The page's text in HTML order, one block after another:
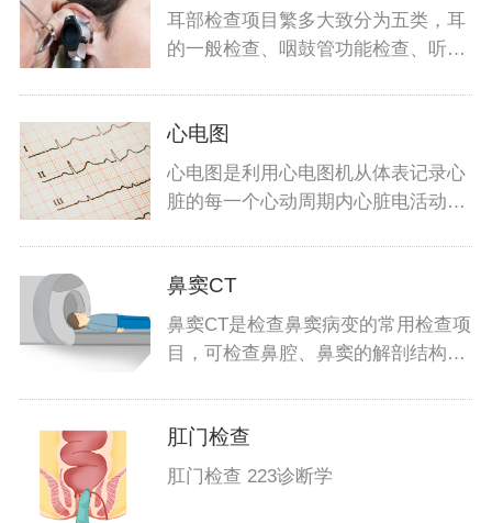
耳部检查项目繁多大致分为五类，耳
的一般检查、咽鼓管功能检查、听功
心电图
心电图是利用心电图机从体表记录心
脏的每一个心动周期内心脏电活动变
鼻窦CT
鼻窦CT是检查鼻窦病变的常用检查项
目，可检查鼻腔、鼻窦的解剖结构，
肛门检查
肛门检查 223诊断学